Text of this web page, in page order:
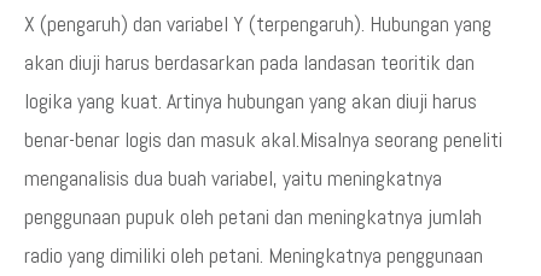
X (pengaruh) dan variabel Y (terpengaruh). Hubungan yang
akan diuji harus berdasarkan pada landasan teoritik dan
logika yang kuat. Artinya hubungan yang akan diuji harus
benar-benar logis dan masuk akal.Misalnya seorang peneliti
menganalisis dua buah variabel, yaitu meningkatnya
penggunaan pupuk oleh petani dan meningkatnya jumlah
radio yang dimiliki oleh petani. Meningkatnya penggunaan